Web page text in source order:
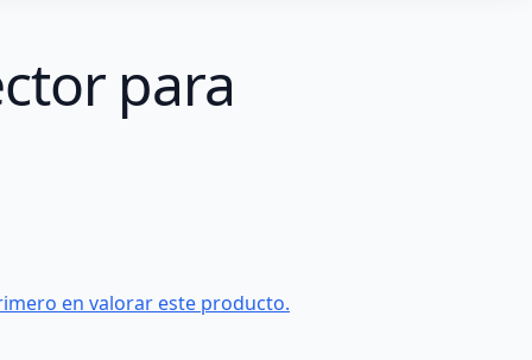
para
en valorar este producto.